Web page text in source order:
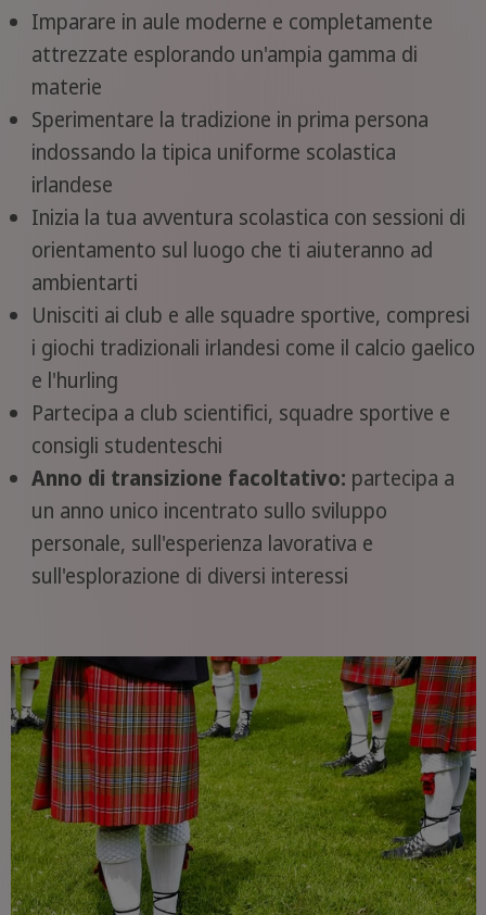
Imparare in aule moderne e completamente
attrezzate esplorando un'ampia gamma di
materie
Sperimentare la tradizione in prima persona
indossando la tipica uniforme scolastica
irlandese
Inizia la tua avventura scolastica con sessioni di
orientamento sul luogo che ti aiuteranno ad
ambientarti
Unisciti ai club e alle squadre sportive, compresi
i giochi tradizionali irlandesi come il calcio gaelico
e l'hurling
Partecipa a club scientifici, squadre sportive e
consigli studenteschi
Anno di transizione facoltativo: partecipa a
un anno unico incentrato sullo sviluppo
personale, sull'esperienza lavorativa e
sull'esplorazione di diversi interessi